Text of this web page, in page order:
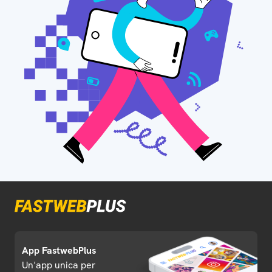
App FastwebPlus
Un'app unica per